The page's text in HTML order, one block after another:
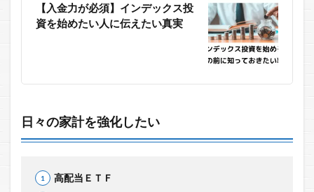
【入金力が必須】インデックス投
資を始めたい人に伝えたい真実
日々の家計を強化したい
高配当ＥＴＦ